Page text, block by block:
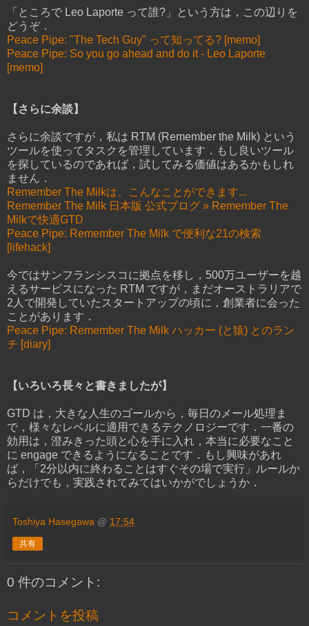
「ところで Leo Laporte って誰?」という方は，この辺りを
どうぞ．
Peace Pipe: "The Tech Guy" って知ってる? [memo]
Peace Pipe: So you go ahead and do it - Leo Laporte
[memo]
【さらに余談】
さらに余談ですが，私は RTM (Remember the Milk) という
ツールを使ってタスクを管理しています．もし良いツール
を探しているのであれば，試してみる価値はあるかもしれ
ません．
Remember The Milkは、こんなことができます...
Remember The Milk 日本版 公式ブログ » Remember The
Milkで快適GTD
Peace Pipe: Remember The Milk で便利な21の検索
[lifehack]
今ではサンフランシスコに拠点を移し，500万ユーザーを越
えるサービスになった RTM ですが，まだオーストラリアで
2人で開発していたスタートアップの頃に，創業者に会った
ことがあります．
Peace Pipe: Remember The Milk ハッカー (と猿) とのラン
チ [diary]
【いろいろ長々と書きましたが】
GTD は，大きな人生のゴールから，毎日のメール処理ま
で，様々なレベルに適用できるテクノロジーです．一番の
効用は，澄みきった頭と心を手に入れ，本当に必要なこと
に engage できるようになることです．もし興味があれ
ば，「2分以内に終わることはすぐその場で実行」ルールか
らだけでも，実践されてみてはいかがでしょうか．
Toshiya Hasegawa @ 17:54
共有
0 件のコメント:
コメントを投稿